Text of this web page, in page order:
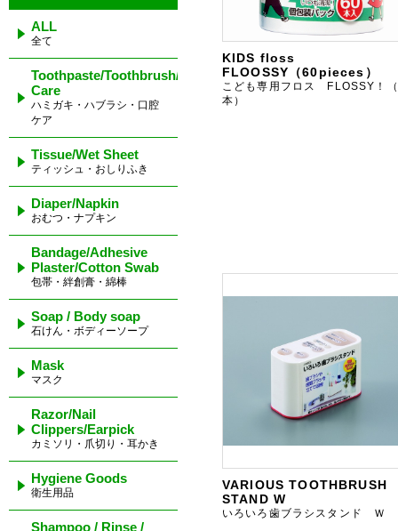
ALL
全て
Toothpaste/Toothbrush/Oral
Care
ハミガキ・ハブラシ・口腔
ケア
Tissue/Wet Sheet
ティッシュ・おしりふき
Diaper/Napkin
おむつ・ナプキン
Bandage/Adhesive
Plaster/Cotton Swab
包帯・絆創膏・綿棒
Soap / Body soap
石けん・ボディーソープ
Mask
マスク
Razor/Nail
Clippers/Earpick
カミソリ・爪切り・耳かき
Hygiene Goods
衛生用品
Shampoo / Rinse /
KIDS floss
FLOOSSY（60pieces）
こども専用フロス FLOSSY！
本）
VARIOUS TOOTHBRUSH
STAND W
いろいろ歯ブラシスタンド Ｗ